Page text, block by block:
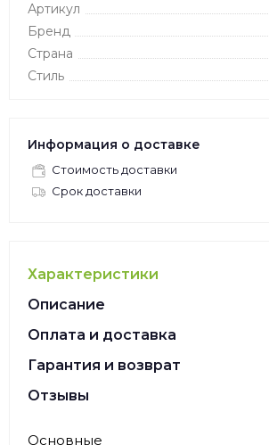
Артикул
Бренд
Страна
Стиль
Информация о доставке
Стоимость доставки
Срок доставки
Характеристики
Описание
Оплата и доставка
Гарантия и возврат
Отзывы
Основные